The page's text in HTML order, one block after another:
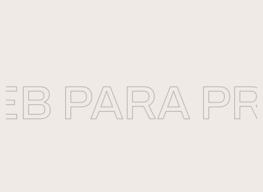
PARA